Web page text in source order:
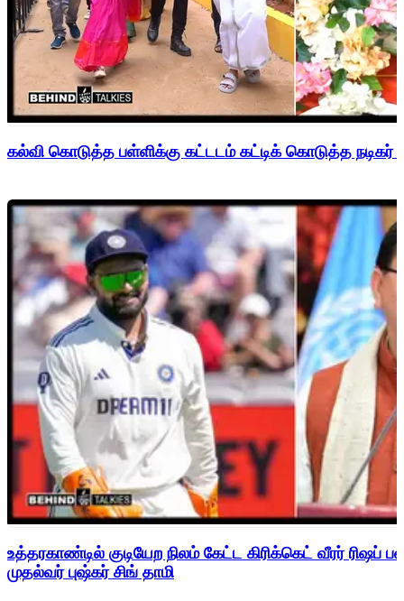
கல்வி கொடுத்த பள்ளிக்கு கட்டடம் கட்டிக் கொடுத்த நடிகர்
உத்தரகாண்டில் குடியேற நிலம் கேட்ட கிரிக்கெட் வீரர்
முதல்வர் புஷ்கர் சிங் தாமி